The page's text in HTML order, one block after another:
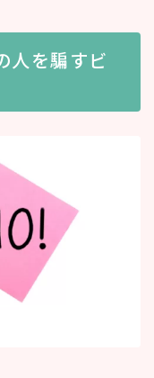
人を騙すビ